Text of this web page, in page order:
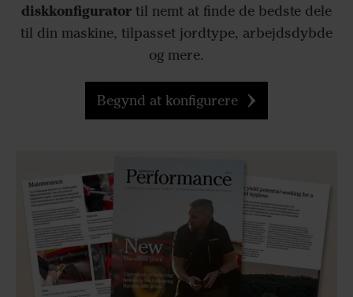
diskkonfiguratortil nemt at finde de bedste dele
til din maskine, tilpasset jordtype, arbejdsdybde
og mere.
Begynd at konfigurere